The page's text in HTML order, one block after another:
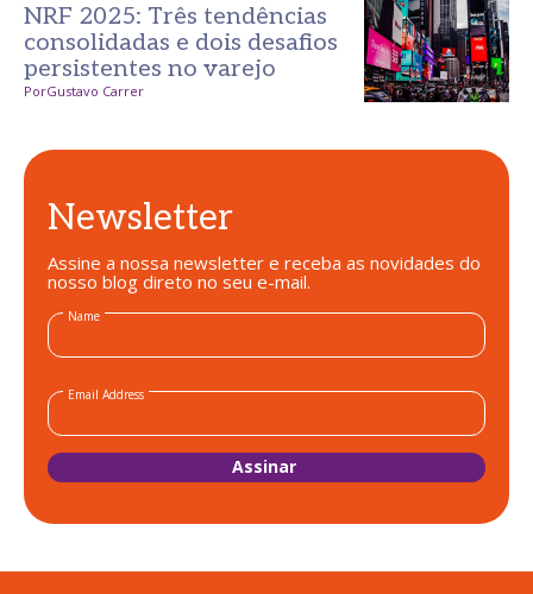
NRF 2025: Três tendências
consolidadas e dois desafios
persistentes no varejo
PorGustavo Carrer
Newsletter
Assine a nossa newsletter e receba as novidades do
nosso blog direto no seu e-mail.
Name
Email Address